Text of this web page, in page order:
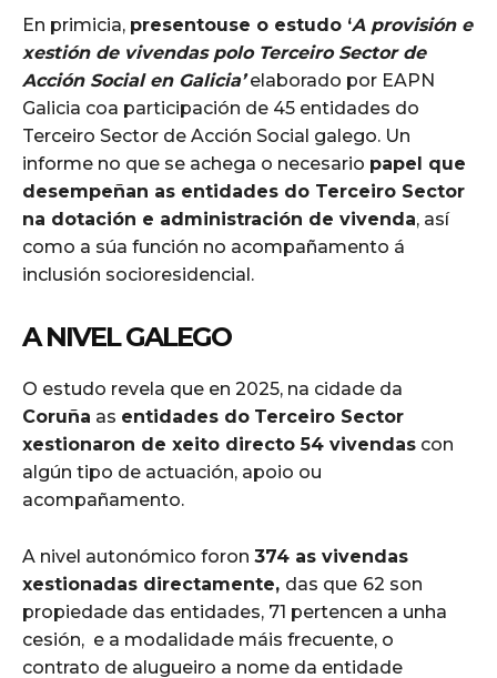
En primicia, presentouse o estudo ‘A provisión e
xestión de vivendas polo Terceiro Sector de
Acción Social en Galicia’ elaborado por EAPN
Galicia coa participación de 45 entidades do
Terceiro Sector de Acción Social galego. Un
informe no que se achega o necesario papel que
desempeñan as entidades do Terceiro Sector
na dotación e administración de vivenda, así
como a súa función no acompañamento á
inclusión socioresidencial.
A NIVEL GALEGO
O estudo revela que en 2025, na cidade da
Coruña as entidades do Terceiro Sector
xestionaron de xeito directo 54 vivendas con
algún tipo de actuación, apoio ou
acompañamento.
A nivel autonómico foron 374 as vivendas
xestionadas directamente, das que 62 son
propiedade das entidades, 71 pertencen a unha
cesión, e a modalidade máis frecuente, o
contrato de alugueiro a nome da entidade